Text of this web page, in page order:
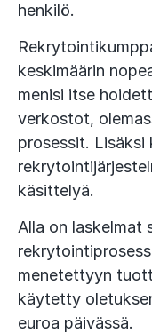
henkilö.
keskimäärin
menisi itse
verkostot,
prosessit. Lisäksi
käsittelyä.
Alla on laskelmat
menetettyyn
käytetty
euroa päivässä.